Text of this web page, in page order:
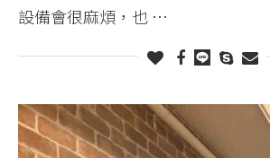
設備會很麻煩，也 …